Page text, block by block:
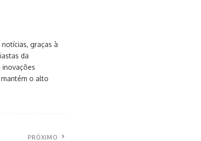
graças à
da
o alto
PRÓXIMO